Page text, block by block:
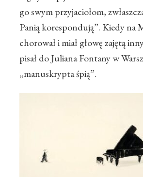
go swym przyjaciołom,
Panią korespondują”. Kiedy na
chorował i miał głowę zajętą
pisał do Juliana Fontany w
„manuskrypta śpią”.